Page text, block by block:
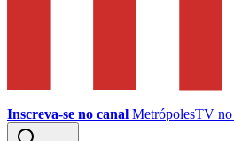
Inscreva-se no canal MetrópolesTV no